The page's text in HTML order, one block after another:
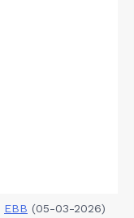
EBB (05-03-2026)